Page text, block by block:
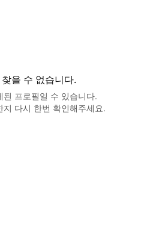
을 수 없습니다.
된 프로필일 수 있습니다.
지 다시 한번 확인해주세요.